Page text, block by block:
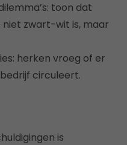
toon dat
niet zwart-wit is, maar
herken vroeg of er
circuleert.
is